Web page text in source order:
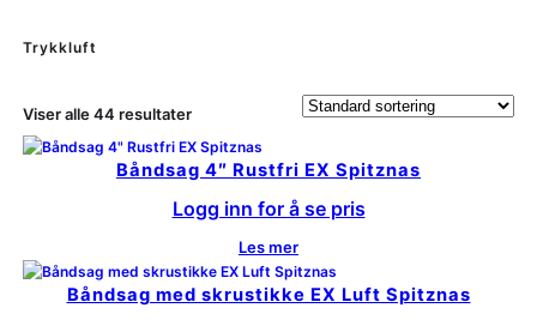
Trykkluft
Viser alle 44 resultater
Båndsag 4″ Rustfri EX Spitznas
Logg inn for å se pris
Les mer
Båndsag med skrustikke EX Luft Spitznas